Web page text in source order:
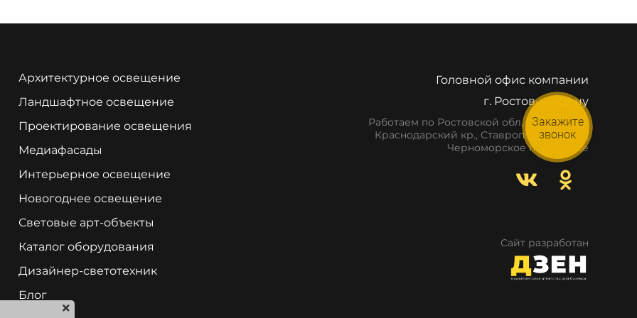
Архитектурное освещение
Ландшафтное освещение
Проектирование освещения
Медиафасады
Интерьерное освещение
Новогоднее освещение
Световые арт-объекты
Каталог оборудования
Дизайнер-светотехник
Блог
Головной офис компании
г. Ростов-на-Дону
Работаем по Ростовской обл, респ. Крым,
Краснодарский кр., Ставропольский кр.,
Черноморское побережье
Сайт разработан
Закажите
звонок